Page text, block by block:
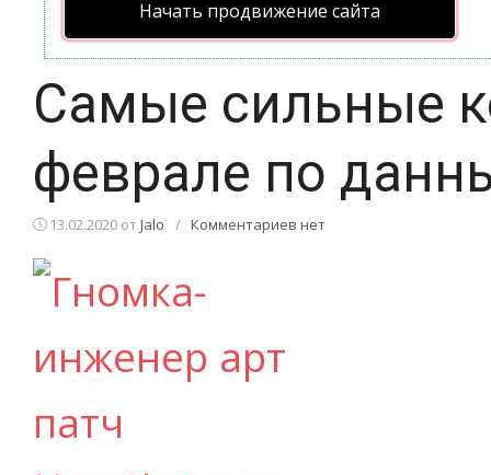
Начать продвижение сайта
Самые сильные
феврале по
13.02.2020 от Jalo / Комментариев нет